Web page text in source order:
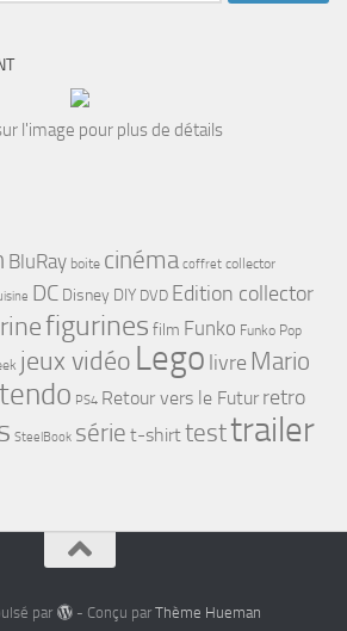
l'image pour plus de détails
BluRay boite cinéma coffret collector
DC Disney DIY DVD Edition collector
figurines film Funko Funko Pop
jeux vidéo Lego livre Mario
PS4 Retour vers le Futur retro
SteelBook série t-shirttesttrailer
par - Conçu par Thème Hueman